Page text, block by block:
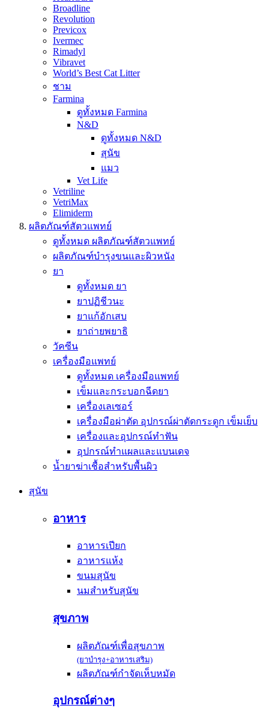
Broadline
Revolution
Previcox
Ivermec
Rimadyl
Vibravet
World’s Best Cat Litter
ชาม
Farmina
ดูทั้งหมด Farmina
N&D
ดูทั้งหมด N&D
สุนัข
แมว
Vet Life
Vetriline
VetriMax
Elimiderm
ผลิตภัณฑ์สัตวแพทย์
ดูทั้งหมด ผลิตภัณฑ์สัตวแพทย์
ผลิตภัณฑ์บำรุงขนและผิวหนัง
ยา
ดูทั้งหมด ยา
ยาปฏิชีวนะ
ยาแก้อักเสบ
ยาถ่ายพยาธิ
วัคซีน
เครื่องมือแพทย์
ดูทั้งหมด เครื่องมือแพทย์
เข็มและกระบอกฉีดยา
เครื่องเลเซอร์
เครื่องมือผ่าตัด อุปกรณ์ผ่าตัดกระดูก เข็มเย็บ
เครื่องและอุปกรณ์ทำฟัน
อุปกรณ์ทำแผลและแบนเดจ
น้ำยาฆ่าเชื้อสำหรับพื้นผิว
สุนัข
อาหาร
อาหารเปียก
อาหารแห้ง
ขนมสุนัข
นมสำหรับสุนัข
สุขภาพ
ผลิตภัณฑ์เพื่อสุขภาพ
(ยาบำรุง+อาหารเสริม)
ผลิตภัณฑ์กำจัดเห็บหมัด
อุปกรณ์ต่างๆ